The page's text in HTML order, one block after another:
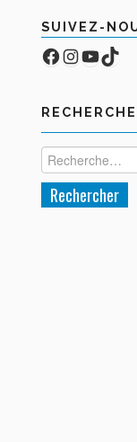
SUIVEZ-
Facebook
Compte
RECHERCHE